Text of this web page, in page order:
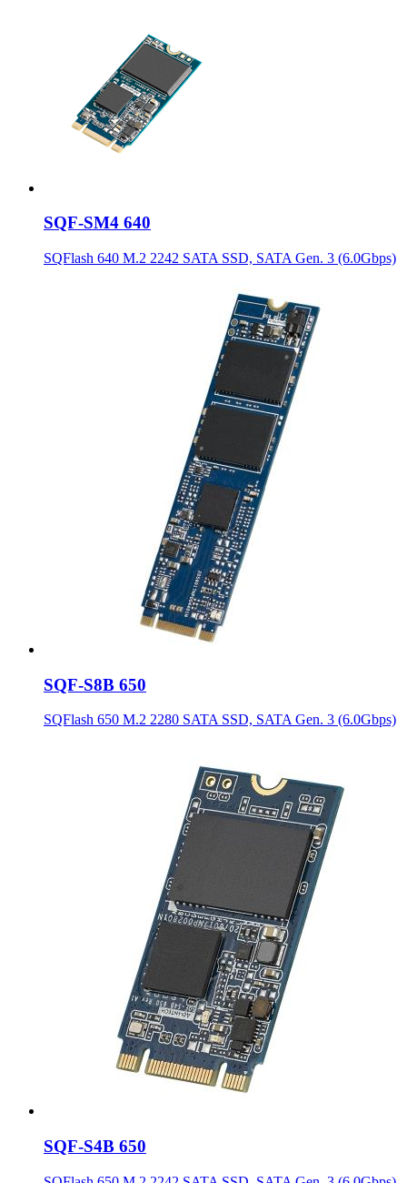
SQF-SM4 640
SQFlash 640 M.2 2242 SATA SSD, SATA Gen. 3 (6.0Gbps)
SQF-S8B 650
SQFlash 650 M.2 2280 SATA SSD, SATA Gen. 3 (6.0Gbps)
SQF-S4B 650